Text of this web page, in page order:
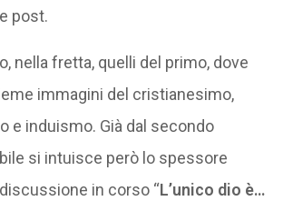
post.
nella fretta, quelli del primo, dove
immagini del cristianesimo,
e induismo. Già dal secondo
si intuisce però lo spessore
in corso “L’unico dio è…